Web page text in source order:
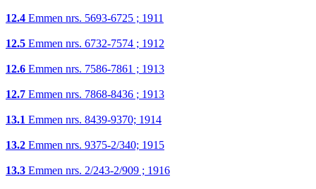
12.4 Emmen nrs. 5693-6725 ; 1911
12.5 Emmen nrs. 6732-7574 ; 1912
12.6 Emmen nrs. 7586-7861 ; 1913
12.7 Emmen nrs. 7868-8436 ; 1913
13.1 Emmen nrs. 8439-9370; 1914
13.2 Emmen nrs. 9375-2/340; 1915
13.3 Emmen nrs. 2/243-2/909 ; 1916